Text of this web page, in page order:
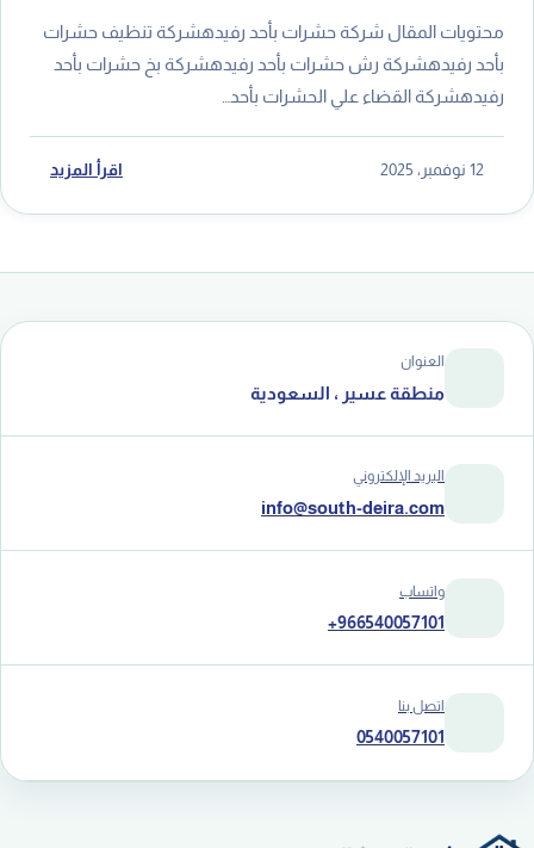
محتويات المقال شركة حشرات بأحد رفيدهشركة تنظيف حشرات
بأحد رفيدهشركة رش حشرات بأحد رفيدهشركة بخ حشرات بأحد
رفيدهشركة القضاء علي الحشرات بأحد…
12 نوفمبر، 2025 اقرأ المزيد
العنوان
منطقة عسير ، السعودية
البريد الإلكتروني
info@south-deira.com
واتساب
+966540057101
اتصل بنا
0540057101